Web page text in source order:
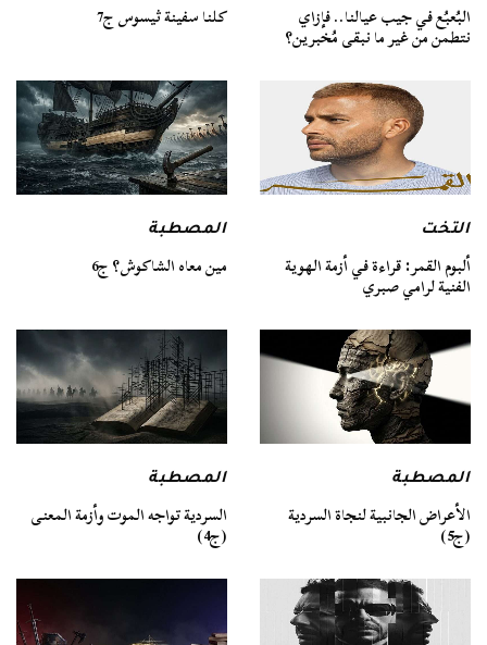
البُعبُع في جيب عيالنا.. فإزاي
نتطمن من غير ما نبقى مُخبرين؟
كلنا سفينة ثيسوس ج7
التخت
ألبوم القمر: قراءة في أزمة الهوية
الفنية لرامي صبري
المصطبة
مين معاه الشاكوش؟ ج6
المصطبة
الأعراض الجانبية لنجاة السردية
(ج5)
المصطبة
السردية تواجه الموت وأزمة المعنى
(ج4)